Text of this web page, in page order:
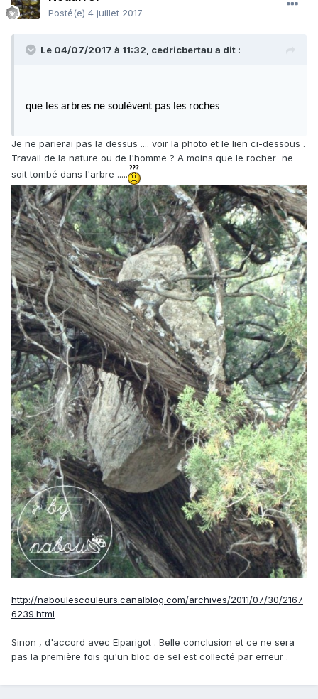
Posté(e) 4 juillet 2017
Le 04/07/2017 à 11:32, cedricbertau a dit :
que les arbres ne soulèvent pas les roches
Je ne parierai pas la dessus .... voir la photo et le lien ci-dessous .
Travail de la nature ou de l'homme ? A moins que le rocher ne
soit tombé dans l'arbre .....
http://naboulescouleurs.canalblog.com/archives/2011/07/30/2167
6239.html
Sinon , d'accord avec Elparigot . Belle conclusion et ce ne sera
pas la première fois qu'un bloc de sel est collecté par erreur .